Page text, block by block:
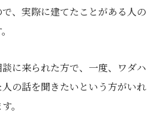
、実際に建てたことがある人の
に来られた方で、一度、ワダハ
の話を聞きたいという方がいれ
。